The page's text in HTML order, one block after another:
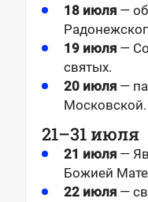
18 июля —
19 июля —
святых.
20 июля —
Московской.
21–31 июля
21 июля —
Божией
22 июля —